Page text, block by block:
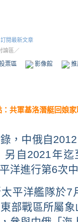
訂閱最新文章
論區／
票區 影像館
共軍基洛潛艇回娘
，中俄自2012
另自 2021年迄
洋進行第6次
平洋艦隊於7
部戰區所屬象